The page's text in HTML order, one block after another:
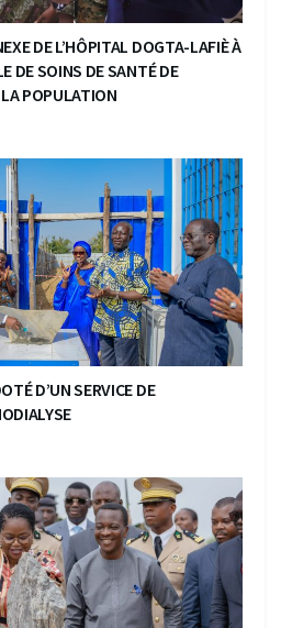
DE L’HÔPITAL DOGTA-LAFIÈ À
DE SOINS DE SANTÉ DE
POPULATION
D’UN SERVICE DE